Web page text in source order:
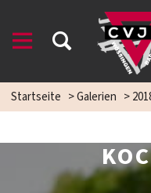
Startseite >Galerien >